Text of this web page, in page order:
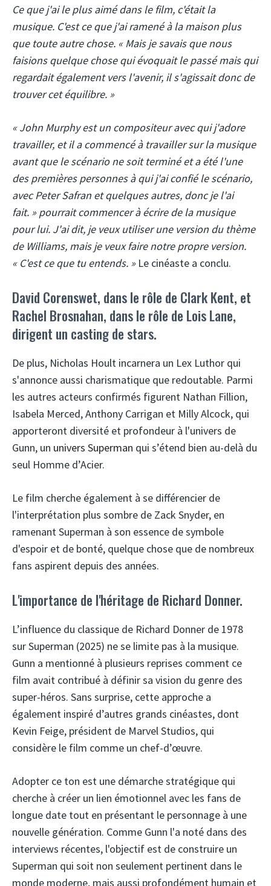
Ce que j'ai le plus aimé dans le film, c'était la
musique. C'est ce que j'ai ramené à la maison plus
que toute autre chose. « Mais je savais que nous
faisions quelque chose qui évoquait le passé mais qui
regardait également vers l'avenir, il s'agissait donc de
trouver cet équilibre. »
« John Murphy est un compositeur avec qui j'adore
travailler, et il a commencé à travailler sur la musique
avant que le scénario ne soit terminé et a été l'une
des premières personnes à qui j'ai confié le scénario,
avec Peter Safran et quelques autres, donc je l'ai
fait. » pourrait commencer à écrire de la musique
pour lui. J'ai dit, je veux utiliser une version du thème
de Williams, mais je veux faire notre propre version.
« C'est ce que tu entends. » Le cinéaste a conclu.
David Corenswet, dans le rôle de Clark Kent, et
Rachel Brosnahan, dans le rôle de Lois Lane,
dirigent un casting de stars.
De plus, Nicholas Hoult incarnera un Lex Luthor qui
s'annonce aussi charismatique que redoutable. Parmi
les autres acteurs confirmés figurent Nathan Fillion,
Isabela Merced, Anthony Carrigan et Milly Alcock, qui
apporteront diversité et profondeur à l'univers de
Gunn, un univers Superman qui s’étend bien au-delà du
seul Homme d’Acier.
Le film cherche également à se différencier de
l'interprétation plus sombre de Zack Snyder, en
ramenant Superman à son essence de symbole
d'espoir et de bonté, quelque chose que de nombreux
fans aspirent depuis des années.
L'importance de l'héritage de Richard Donner.
L’influence du classique de Richard Donner de 1978
sur Superman (2025) ne se limite pas à la musique.
Gunn a mentionné à plusieurs reprises comment ce
film avait contribué à définir sa vision du genre des
super-héros. Sans surprise, cette approche a
également inspiré d’autres grands cinéastes, dont
Kevin Feige, président de Marvel Studios, qui
considère le film comme un chef-d’œuvre.
Adopter ce ton est une démarche stratégique qui
cherche à créer un lien émotionnel avec les fans de
longue date tout en présentant le personnage à une
nouvelle génération. Comme Gunn l'a noté dans des
interviews récentes, l'objectif est de construire un
Superman qui soit non seulement pertinent dans le
monde moderne, mais aussi profondément humain et